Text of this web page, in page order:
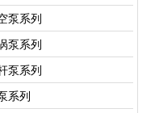
泵系列
泵系列
泵系列
系列